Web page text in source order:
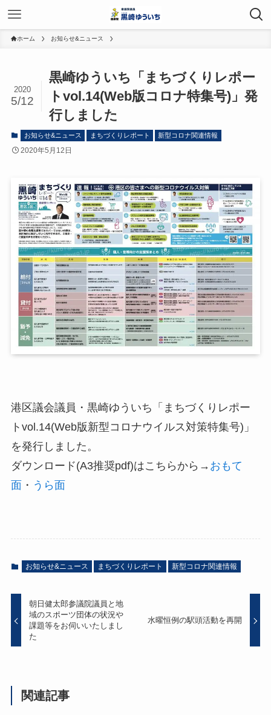
ホーム お知らせ&ニュース
黒崎ゆういち「まちづくりレポー
トvol.14(Web版コロナ特集号)」発
行しました
2020
5/12
お知らせ&ニュース まちづくりレポート 新型コロナ関連情報
2020年5月12日
港区議会議員・黒崎ゆういち「まちづくりレポー
トvol.14(Web版新型コロナウイルス対策特集号)」
を発行しました。
ダウンロード(A3推奨pdf)はこちらから→ おもて
面 ・ うら面
お知らせ&ニュース まちづくりレポート 新型コロナ関連情報
朝日健太郎参議院議員と地
域のスポーツ団体の状況や
課題等をお伺いいたしまし
た
水曜恒例の駅頭活動を再開
関連記事